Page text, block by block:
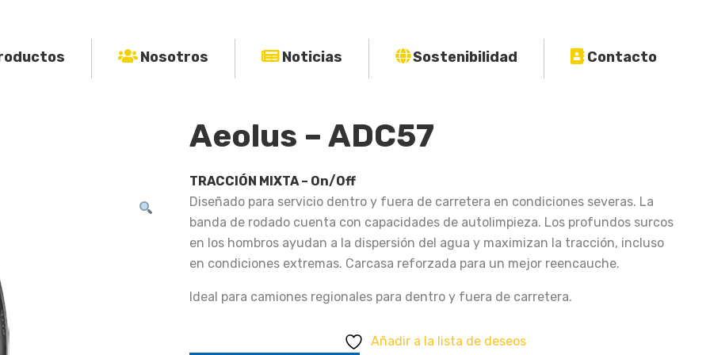
Nosotros Noticias Sostenibilidad Contacto
Aeolus – ADC57
TRACCIÓN MIXTA – On/Off
Diseñado para servicio dentro y fuera de carretera en condiciones severas. La
banda de rodado cuenta con capacidades de autolimpieza. Los profundos surcos
en los hombros ayudan a la dispersión del agua y maximizan la tracción, incluso
en condiciones extremas. Carcasa reforzada para un mejor reencauche.
Ideal para camiones regionales para dentro y fuera de carretera.
Añadir a la lista de deseos